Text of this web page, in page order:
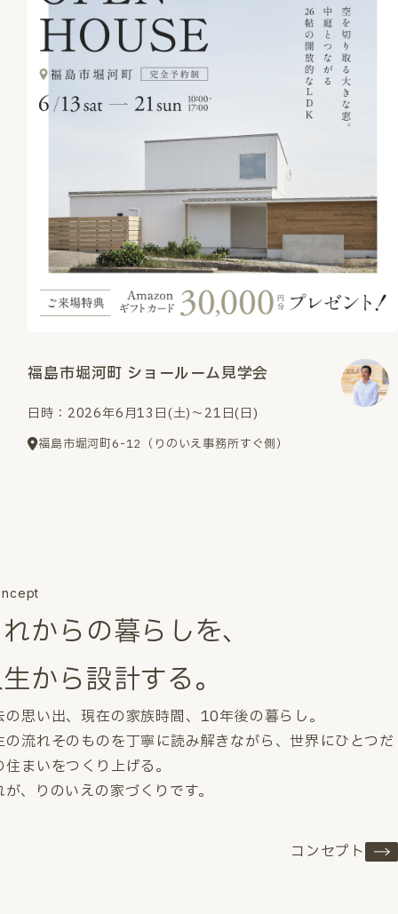
福島市堀河町 ショールーム見学会
日時：2026年6月13日(土)～21日(日)
福島市堀河町6-12（りのいえ事務所すぐ側）
からの暮らしを、
から設計する。
の思い出、現在の家族時間、10年後の暮らし。
の流れそのものを丁寧に読み解きながら、世界にひとつだ
住まいをつくり上げる。
が、りのいえの家づくりです。
コンセプト